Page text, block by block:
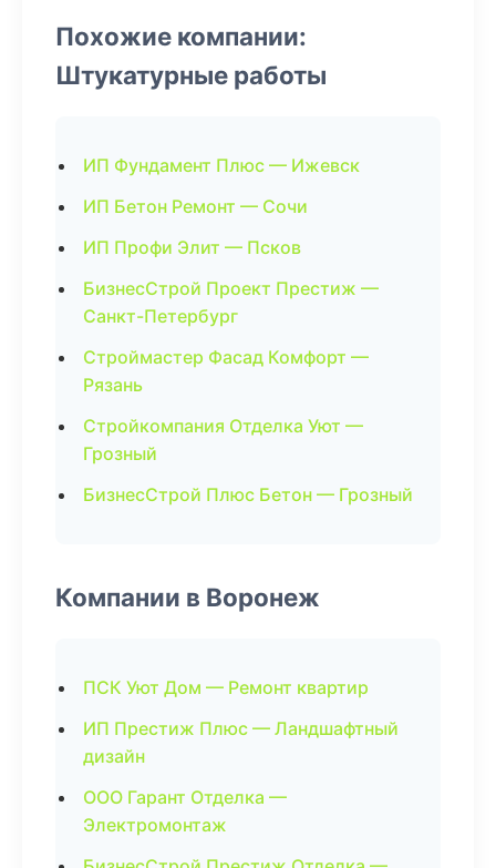
Похожие компании:
Штукатурные работы
ИП Фундамент Плюс — Ижевск
ИП Бетон Ремонт — Сочи
ИП Профи Элит — Псков
БизнесСтрой Проект Престиж —
Санкт-Петербург
Строймастер Фасад Комфорт —
Рязань
Стройкомпания Отделка Уют —
Грозный
БизнесСтрой Плюс Бетон — Грозный
Компании в Воронеж
ПСК Уют Дом — Ремонт квартир
ИП Престиж Плюс — Ландшафтный
дизайн
ООО Гарант Отделка —
Электромонтаж